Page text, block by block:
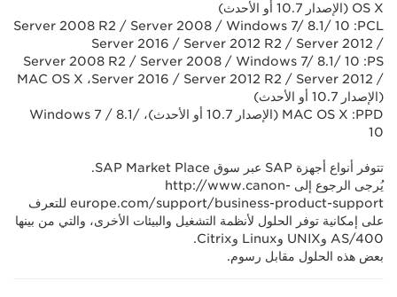
OS X (الإصدار 10.7 أو الأحدث)
PCL‏: Windows 7/ 8.1/ 10 / ‏Server 2008 / ‏Server 2008 R2
/ ‏Server 2012 / ‏Server 2012 R2 / ‏Server 2016
PS‏: Windows 7/ 8.1/ 10 / ‏Server 2008 / ‏Server 2008 R2
/ ‏Server 2012 / ‏Server 2012 R2 / ‏Server 2016، ‏MAC OS X
(الإصدار 10.7 أو الأحدث)
PPD‏: MAC OS X (الإصدار 10.7 أو الأحدث)، Windows 7 / 8.1/
10
تتوفر أنواع أجهزة SAP عبر سوق SAP Market Place.
يُرجى الرجوع إلى http://www.canon-
europe.com/support/business-product-support للتعرف
على إمكانية توفر الحلول لأنظمة التشغيل والبيئات الأخرى، والتي من بينها
AS/400 وUNIX وLinux وCitrix.
بعض هذه الحلول مقابل رسوم.